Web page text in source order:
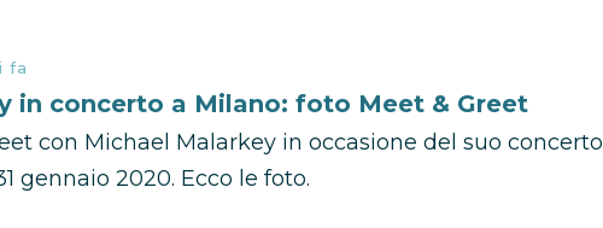
fa
in concerto a Milano: foto Meet & Greet
con Michael Malarkey in occasione del suo concerto
gennaio 2020. Ecco le foto.